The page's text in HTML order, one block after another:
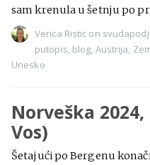
sam krenula u šetnju po
Verica Ristic on svudapodji
putopis, blog, Austrija,
Unesko
Norveška
Vos)
Šetajući po Bergenu